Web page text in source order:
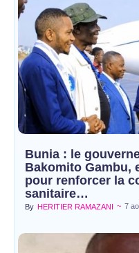
Bunia : le
Bakomito Gambu,
pour renforcer la
sanitaire…
By HERITIER RAMAZANI ~ 7